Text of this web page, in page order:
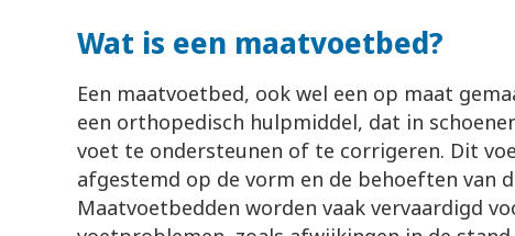
Wat is een maatvoetbed?
Een maatvoetbed, ook wel een op maat
een orthopedisch hulpmiddel, dat in
voet te ondersteunen of te corrigeren. Dit
afgestemd op de vorm en de behoeften van
Maatvoetbedden worden vaak vervaardigd